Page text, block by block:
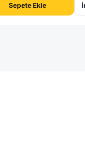
Sepete Ekle